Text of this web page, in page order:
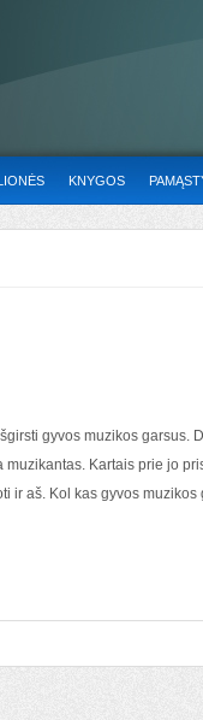
KNYGOS
gyvos muzikos garsus.
Kartais prie jo
ir aš. Kol kas gyvos